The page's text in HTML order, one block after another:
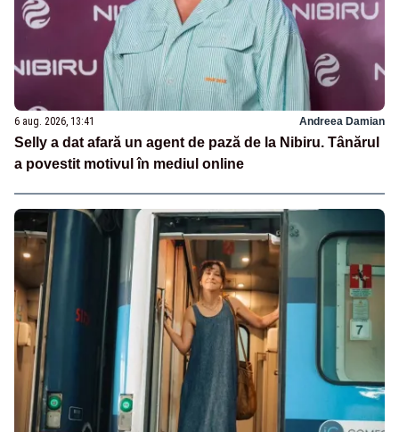
6 aug. 2026, 13:41 Andreea Damian
Selly a dat afară un agent de pază de la Nibiru. Tânărul
a povestit motivul în mediul online